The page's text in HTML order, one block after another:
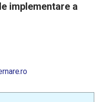
implementare a